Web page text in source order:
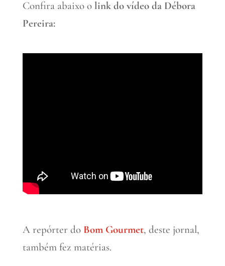
Confira abaixo o link do vídeo da Débora
Pereira:
A repórter do Bom Gourmet, deste jornal,
também fez matérias.